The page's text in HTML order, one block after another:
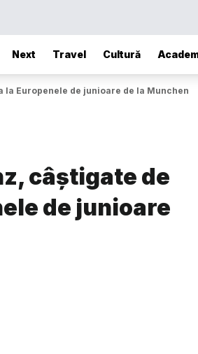
Next Travel Cultură
la Europenele de junioare de la Munchen
câștigate de
de junioare